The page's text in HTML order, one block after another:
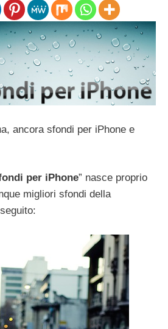
ancora sfondi per iPhone e
per iPhone” nasce proprio
migliori sfondi della